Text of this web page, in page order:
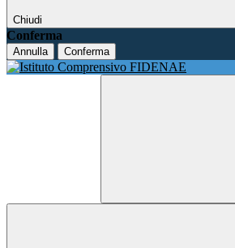
Chiudi
Conferma
Annulla Conferma